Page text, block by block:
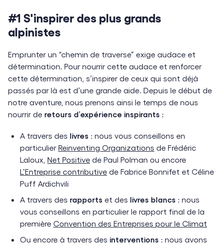
#1 S'inspirer des plus grands
alpinistes
Emprunter un “chemin de traverse” exige audace et
détermination. Pour nourrir cette audace et renforcer
cette détermination, s’inspirer de ceux qui sont déjà
passés par là est d’une grande aide. Depuis le début de
notre aventure, nous prenons ainsi le temps de nous
nourrir de retours d’expérience inspirants :
A travers des livres : nous vous conseillons en
particulier Reinventing Organizations de Frédéric
Laloux, Net Positive de Paul Polman ou encore
L’Entreprise contributive de Fabrice Bonnifet et Céline
Puff Ardichvili
A travers des rapports et des livres blancs : nous
vous conseillons en particulier le rapport final de la
première Convention des Entreprises pour le Climat
Ou encore à travers des interventions : nous avons